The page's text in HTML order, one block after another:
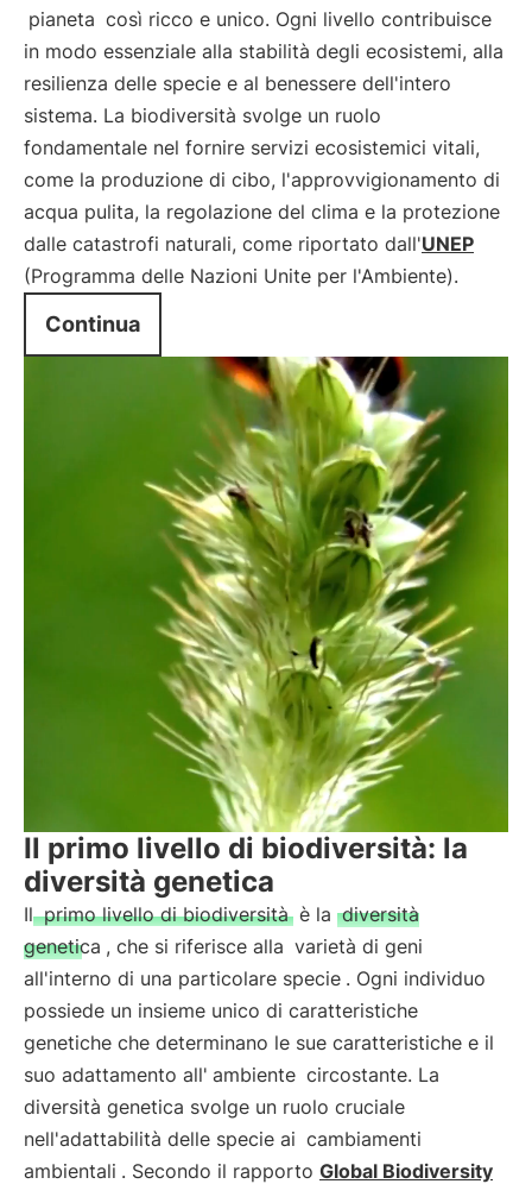
pianeta così ricco e unico. Ogni livello contribuisce
in modo essenziale alla stabilità degli ecosistemi, alla
resilienza delle specie e al benessere dell'intero
sistema. La biodiversità svolge un ruolo
fondamentale nel fornire servizi ecosistemici vitali,
come la produzione di cibo, l'approvvigionamento di
acqua pulita, la regolazione del clima e la protezione
dalle catastrofi naturali, come riportato dall'UNEP
(Programma delle Nazioni Unite per l'Ambiente).
Continua
Il primo livello di biodiversità: la
diversità genetica
Il primo livello di biodiversità è la diversità
genetica , che si riferisce alla varietà di geni
all'interno di una particolare specie . Ogni individuo
possiede un insieme unico di caratteristiche
genetiche che determinano le sue caratteristiche e il
suo adattamento all' ambiente circostante. La
diversità genetica svolge un ruolo cruciale
nell'adattabilità delle specie ai cambiamenti
ambientali . Secondo il rapporto Global Biodiversity